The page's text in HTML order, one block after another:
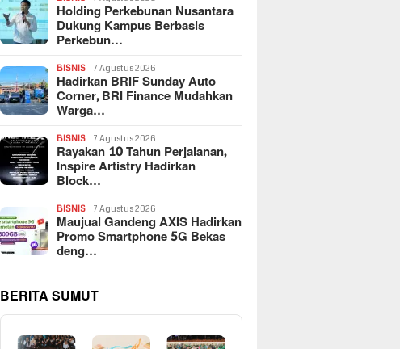
Holding Perkebunan Nusantara
Dukung Kampus Berbasis
Perkebun…
BISNIS 7 Agustus 2026
Hadirkan BRIF Sunday Auto
Corner, BRI Finance Mudahkan
Warga…
BISNIS 7 Agustus 2026
Rayakan 10 Tahun Perjalanan,
Inspire Artistry Hadirkan
Block…
BISNIS 7 Agustus 2026
Maujual Gandeng AXIS Hadirkan
Promo Smartphone 5G Bekas
deng…
BERITA SUMUT